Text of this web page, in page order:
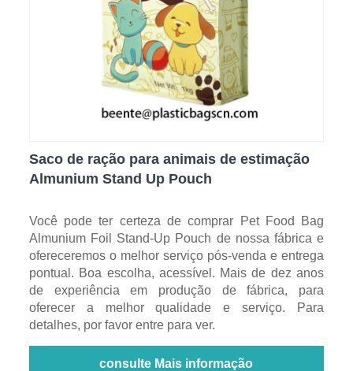
Saco de ração para animais de estimação
Almunium Stand Up Pouch
Você pode ter certeza de comprar Pet Food Bag
Almunium Foil Stand-Up Pouch de nossa fábrica e
ofereceremos o melhor serviço pós-venda e entrega
pontual. Boa escolha, acessível. Mais de dez anos
de experiência em produção de fábrica, para
oferecer a melhor qualidade e serviço. Para
detalhes, por favor entre para ver.
consulte Mais informação